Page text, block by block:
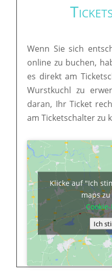
Wenn Sie sich
online zu buchen,
es direkt am
Wurstkuchl zu
daran, Ihr Ticket
am Ticketschalter zu
Klicke auf "Ich
maps
Ich